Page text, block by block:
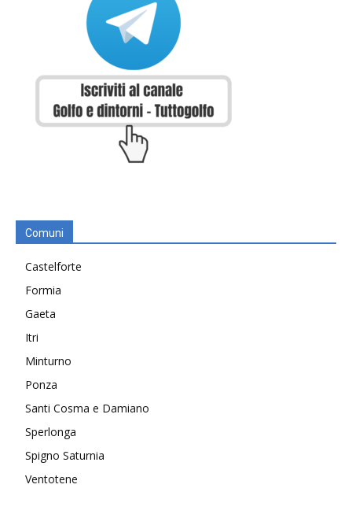
Comuni
Castelforte
Formia
Gaeta
Itri
Minturno
Ponza
Santi Cosma e Damiano
Sperlonga
Spigno Saturnia
Ventotene